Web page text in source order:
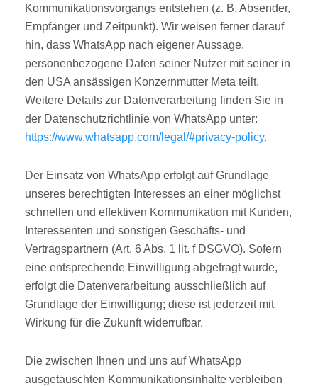
Kommunikationsvorgangs entstehen (z. B. Absender,
Empfänger und Zeitpunkt). Wir weisen ferner darauf
hin, dass WhatsApp nach eigener Aussage,
personenbezogene Daten seiner Nutzer mit seiner in
den USA ansässigen Konzernmutter Meta teilt.
Weitere Details zur Datenverarbeitung finden Sie in
der Datenschutzrichtlinie von WhatsApp unter:
https://www.whatsapp.com/legal/#privacy-policy.
Der Einsatz von WhatsApp erfolgt auf Grundlage
unseres berechtigten Interesses an einer möglichst
schnellen und effektiven Kommunikation mit Kunden,
Interessenten und sonstigen Geschäfts- und
Vertragspartnern (Art. 6 Abs. 1 lit. f DSGVO). Sofern
eine entsprechende Einwilligung abgefragt wurde,
erfolgt die Datenverarbeitung ausschließlich auf
Grundlage der Einwilligung; diese ist jederzeit mit
Wirkung für die Zukunft widerrufbar.
Die zwischen Ihnen und uns auf WhatsApp
ausgetauschten Kommunikationsinhalte verbleiben